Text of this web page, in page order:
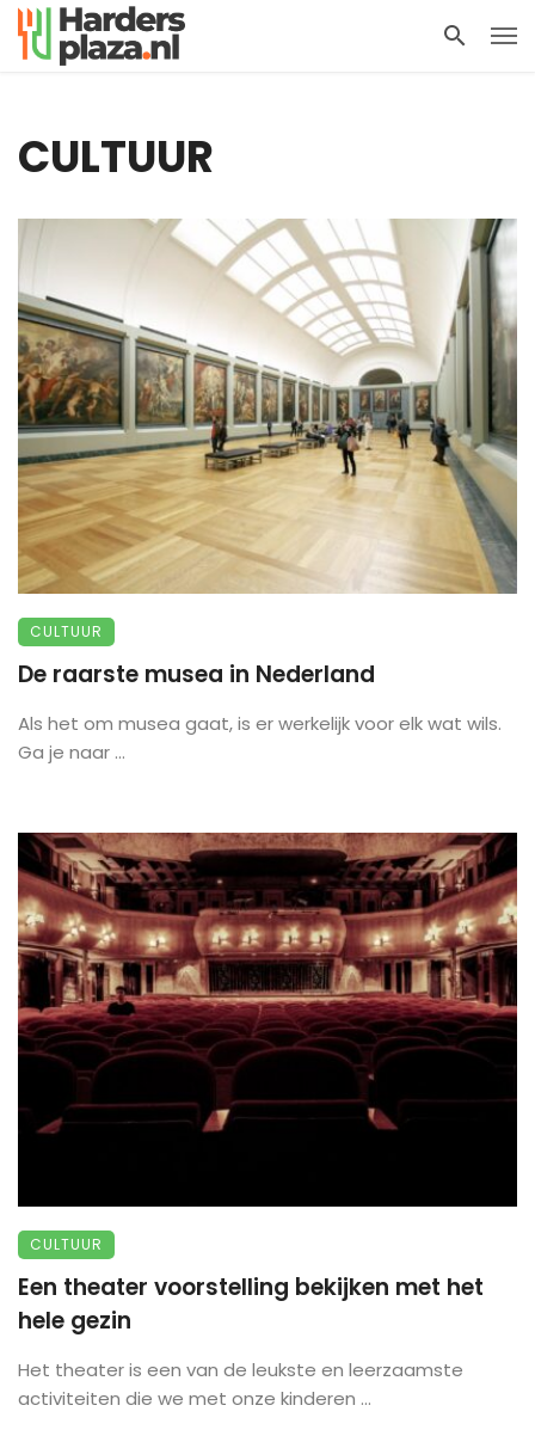
CULTUUR
CULTUUR
De raarste musea in Nederland
Als het om musea gaat, is er werkelijk voor elk wat wils.
Ga je naar ...
CULTUUR
Een theater voorstelling bekijken met het
hele gezin
Het theater is een van de leukste en leerzaamste
activiteiten die we met onze kinderen ...